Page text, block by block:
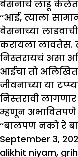
बेसनाचे लाडू
‘‘आई, त्याला
बेसनाच्या
करायला लावतेस.
निस्तरायचं असा
आईचा तो अलिखित
जीवनाच्या या
निस्तरावी
म्हणून अभावितपणे
‘‘बालपण नको रे
Posted
on
September 3,
alikhit niyam,